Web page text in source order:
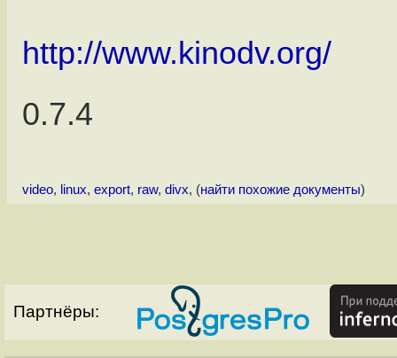
http://www.kinodv.org/
0.7.4
video, linux, export, raw, divx, (найти похожие документы)
Партнёры: